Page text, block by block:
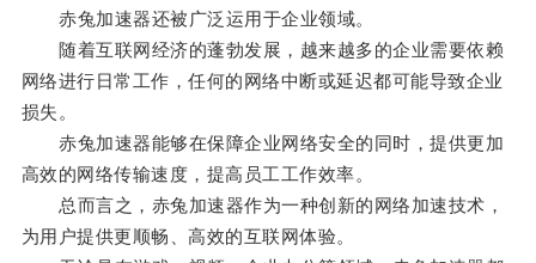
赤兔加速器还被广泛运用于企业领域。
随着互联网经济的蓬勃发展，越来越多的企业需要依赖
网络进行日常工作，任何的网络中断或延迟都可能导致企业
损失。
赤兔加速器能够在保障企业网络安全的同时，提供更加
高效的网络传输速度，提高员工工作效率。
总而言之，赤兔加速器作为一种创新的网络加速技术，
为用户提供更顺畅、高效的互联网体验。